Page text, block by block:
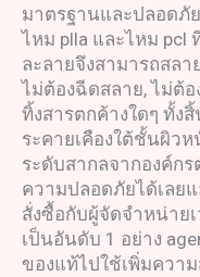
มาตรฐานและปลอดภั
ไหม plla และไหม pcl
ละลายจึงสามารถสลา
ไม่ต้องฉีดสลาย, ไม่ต้
ทิ้งสารตกค้างใดๆ ทั้ง
ระคายเคืองใต้ชั้นผิว
ระดับสากลจากองค์ก
ความปลอดภัยได้เลย
สั่งซื้อกับผู้จัดจำหน่า
เป็นอันดับ 1 อย่าง
ของแท้ไปใช้เพิ่มควา